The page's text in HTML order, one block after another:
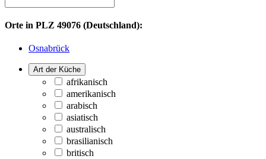
Orte in PLZ 49076 (Deutschland):
Osnabrück
Art der Küche
afrikanisch
amerikanisch
arabisch
asiatisch
australisch
brasilianisch
britisch